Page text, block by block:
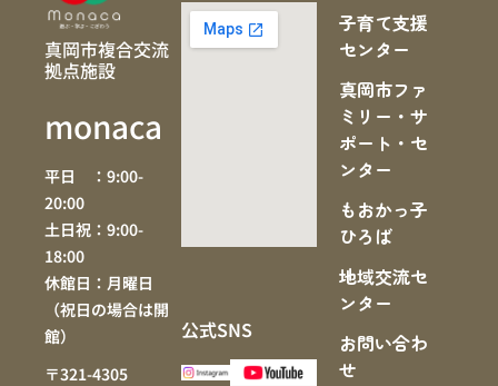
真岡市複合交流
拠点施設
monaca
平日 ：9:00-
20:00
土日祝：9:00-
18:00
休館日：月曜日
（祝日の場合は開
館）
〒321-4305
公式SNS
子育て支援
センター
真岡市ファ
ミリー・サ
ポート・セ
ンター
もおかっ子
ひろば
地域交流セ
ンター
お問い合わ
せ